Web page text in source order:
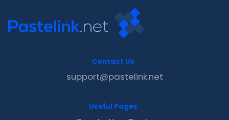
Contact Us
support@pastelink.net
Useful Pages